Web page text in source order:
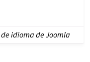
de idioma de Joomla